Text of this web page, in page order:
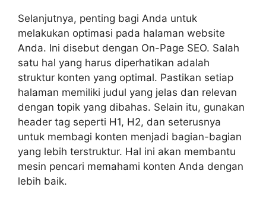
Selanjutnya, penting bagi Anda untuk
melakukan optimasi pada halaman website
Anda. Ini disebut dengan On-Page SEO. Salah
satu hal yang harus diperhatikan adalah
struktur konten yang optimal. Pastikan setiap
halaman memiliki judul yang jelas dan relevan
dengan topik yang dibahas. Selain itu, gunakan
header tag seperti H1, H2, dan seterusnya
untuk membagi konten menjadi bagian-bagian
yang lebih terstruktur. Hal ini akan membantu
mesin pencari memahami konten Anda dengan
lebih baik.